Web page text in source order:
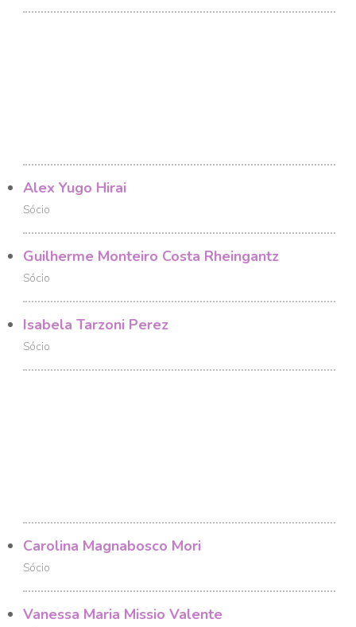
Alex Yugo Hirai
Sócio
Guilherme Monteiro Costa Rheingantz
Sócio
Isabela Tarzoni Perez
Sócio
Carolina Magnabosco Mori
Sócio
Vanessa Maria Missio Valente